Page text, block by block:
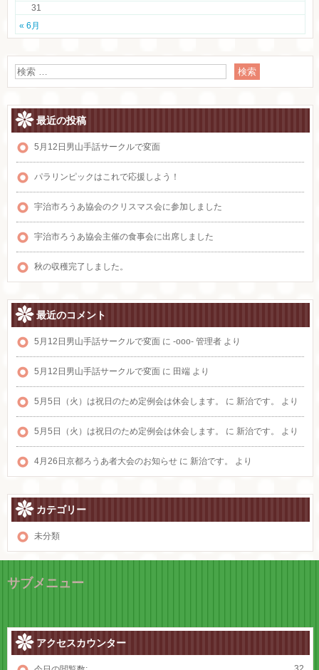
« 6月
31
最近の投稿
5月12日男山手話サークルで変面
パラリンピックはこれで応援しよう！
宇治市ろうあ協会のクリスマス会に参加しました
宇治市ろうあ協会主催の食事会に出席しました
秋の収穫完了しました。
最近のコメント
5月12日男山手話サークルで変面 に -ooo- 管理者 より
5月12日男山手話サークルで変面 に 田端 より
5月5日（火）は祝日のため定例会は休会します。 に 新治です。 より
5月5日（火）は祝日のため定例会は休会します。 に 新治です。 より
4月26日京都ろうあ者大会のお知らせ に 新治です。 より
カテゴリー
未分類
サブメニュー
アクセスカウンター